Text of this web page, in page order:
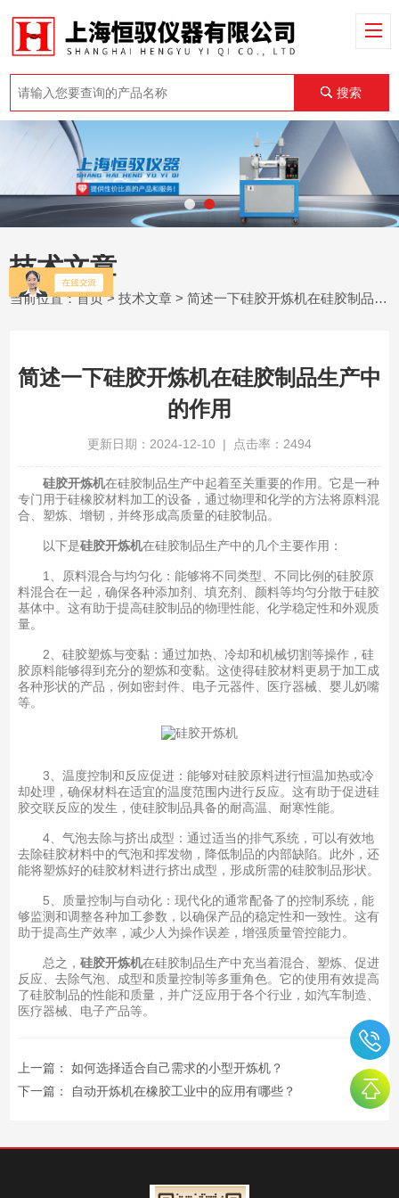
搜索
技术文章
当前位置：首页>技术文章 > 简述一下硅胶开炼机在硅胶制品生产中的作用
简述一下硅胶开炼机在硅胶制品生产中
的作用
更新日期：2024-12-10 | 点击率：2494
硅胶开炼机在硅胶制品生产中起着至关重要的作用。它是一种
专门用于硅橡胶材料加工的设备，通过物理和化学的方法将原料混
合、塑炼、增韧，并终形成高质量的硅胶制品。
以下是硅胶开炼机在硅胶制品生产中的几个主要作用：
1、原料混合与均匀化：能够将不同类型、不同比例的硅胶原
料混合在一起，确保各种添加剂、填充剂、颜料等均匀分散于硅胶
基体中。这有助于提高硅胶制品的物理性能、化学稳定性和外观质
量。
2、硅胶塑炼与变黏：通过加热、冷却和机械切割等操作，硅
胶原料能够得到充分的塑炼和变黏。这使得硅胶材料更易于加工成
各种形状的产品，例如密封件、电子元器件、医疗器械、婴儿奶嘴
等。
3、温度控制和反应促进：能够对硅胶原料进行恒温加热或冷
却处理，确保材料在适宜的温度范围内进行反应。这有助于促进硅
胶交联反应的发生，使硅胶制品具备的耐高温、耐寒性能。
4、气泡去除与挤出成型：通过适当的排气系统，可以有效地
去除硅胶材料中的气泡和挥发物，降低制品的内部缺陷。此外，还
能将塑炼好的硅胶材料进行挤出成型，形成所需的硅胶制品形状。
5、质量控制与自动化：现代化的通常配备了的控制系统，能
够监测和调整各种加工参数，以确保产品的稳定性和一致性。这有
助于提高生产效率，减少人为操作误差，增强质量管控能力。
总之， 硅胶开炼机在硅胶制品生产中充当着混合、塑炼、促进
反应、去除气泡、成型和质量控制等多重角色。它的使用有效提高
了硅胶制品的性能和质量，并广泛应用于各个行业，如汽车制造、
医疗器械、电子产品等。
上一篇： 如何选择适合自己需求的小型开炼机？
下一篇：
自动开炼机在橡胶工业中的应用有哪些？